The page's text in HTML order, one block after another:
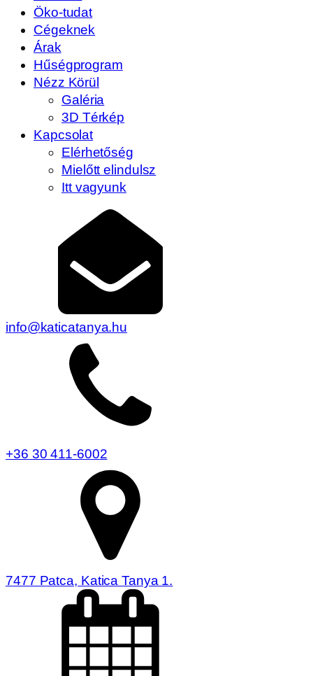
Öko-tudat
Cégeknek
Árak
Hűségprogram
Nézz Körül
Galéria
3D Térkép
Kapcsolat
Elérhetőség
Mielőtt elindulsz
Itt vagyunk
info@katicatanya.hu
+36 30 411-6002
7477 Patca, Katica Tanya 1.